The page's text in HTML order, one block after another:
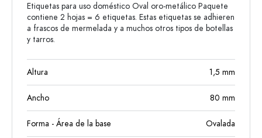
Etiquetas para uso doméstico Oval oro-metálico Paquete
contiene 2 hojas = 6 etiquetas. Estas etiquetas se adhieren
a frascos de mermelada y a muchos otros tipos de botellas
y tarros.
Altura 1,5 mm
Ancho 80 mm
Forma - Área de la base Ovalada